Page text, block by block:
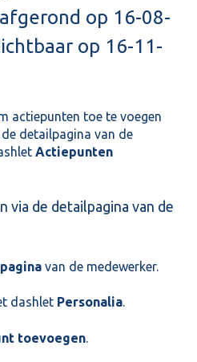
op 16-08-
op 16-11-
actiepunten toe te voegen
detailpagina van de
Actiepunten
via de detailpagina van de
van de medewerker.
dashlet Personalia.
toevoegen.